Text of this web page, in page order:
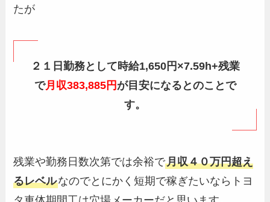
たが
２１日勤務として時給1,650円×7.59h+残業
で月収383,885円 が目安になるとのことで
す。
残業や勤務日数次第では余裕で月収４０万円超え
るレベルなのでとにかく短期で稼ぎたいならトヨ